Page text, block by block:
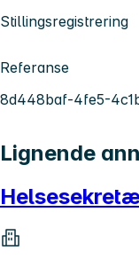
Stillingsregistrering
Referanse
8d448baf-4fe5-
Lignende